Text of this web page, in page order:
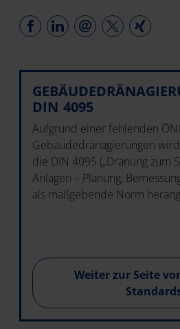
DIN 4095
Aufgrund einer fehlenden
Gebäudedränagierungen
die DIN 4095 („Dränung zum
Anlagen – Planung,
als maßgebende Norm
Weiter zur Seite